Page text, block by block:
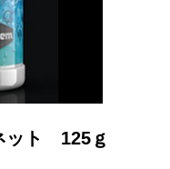
ット 125ｇ